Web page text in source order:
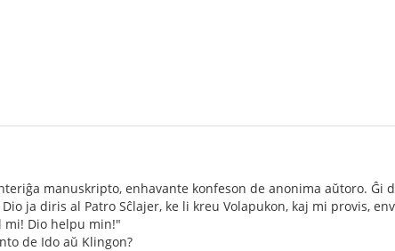
manuskripto, enhavante konfeson de anonima aŭtoro. Ĝi
ja diris al Patro Sĉlajer, ke li kreu Volapukon, kaj mi provis,
mi! Dio helpu min!"
de Ido aŭ Klingon?